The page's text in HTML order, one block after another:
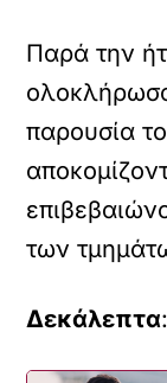
Παρά την
παρουσία
των
Δεκάλεπτα